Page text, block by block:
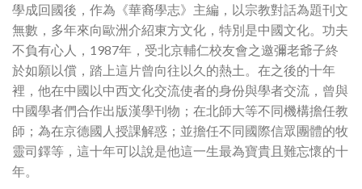
學成回國後，作為《華裔學志》主編，以宗教對話為題刊文
無數，多年來向歐洲介紹東方文化，特別是中國文化。功夫
不負有心人，1987年，受北京輔仁校友會之邀彌老爺子終
於如願以償，踏上這片曾向往以久的熱土。在之後的十年
裡，他在中國以中西文化交流使者的身份與學者交流，曾與
中國學者們合作出版漢學刊物；在北師大等不同機構擔任教
師；為在京德國人授課解惑；並擔任不同國際信眾團體的牧
靈司鐸等，這十年可以說是他這一生最為寶貴且難忘懷的十
年。